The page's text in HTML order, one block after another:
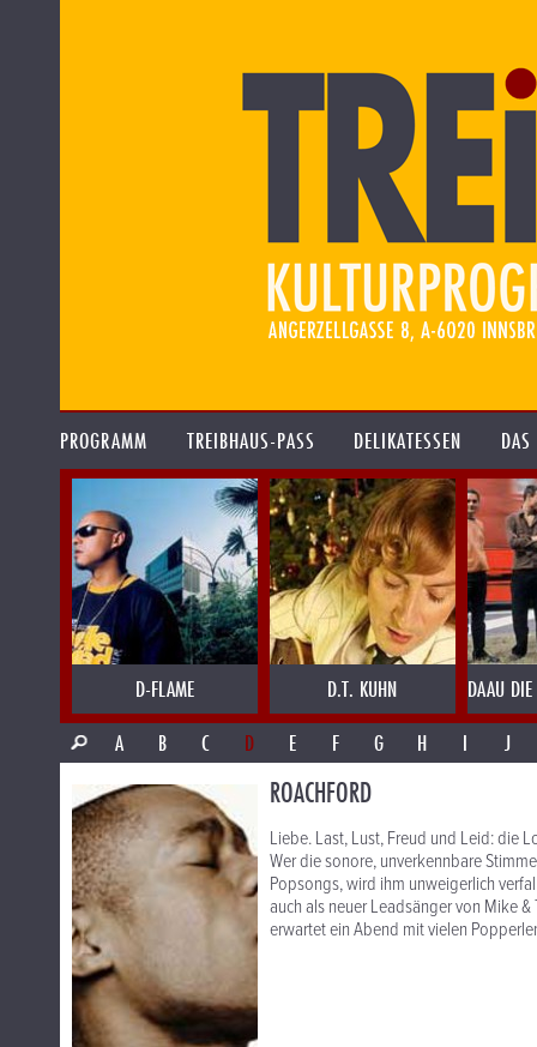
PROGRAMM TREIBHAUS-PASS DELIKATESSEN
D-FLAME D.T. KUHN
DAAU DIE
A
B C D E F G H I J
ROACHFORD
Liebe. Last, Lust, Freud und Leid: die
Wer die sonore, unverkennbare
Popsongs, wird ihm unweigerlich
auch als neuer Leadsänger von Mike
erwartet ein Abend mit vielen